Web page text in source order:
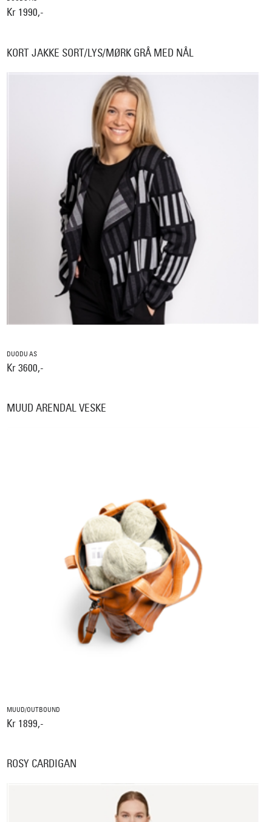
Kr 1990,-
KORT JAKKE SORT/LYS/MØRK GRÅ MED NÅL
DUODU AS
Kr 3600,-
MUUD ARENDAL VESKE
MUUD/OUTBOUND
Kr 1899,-
ROSY CARDIGAN